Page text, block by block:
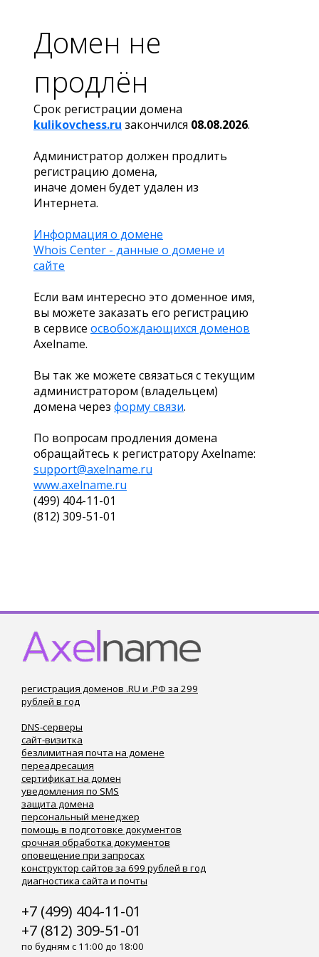
Домен не
продлён
Срок регистрации домена
kulikovchess.ru закончился 08.08.2026.
Администратор должен продлить
регистрацию домена,
иначе домен будет удален из
Интернета.
Информация о домене
Whois Center - данные о домене и
сайте
Если вам интересно это доменное имя,
вы можете заказать его регистрацию
в сервисе освобождающихся доменов
Axelname.
Вы так же можете связаться с текущим
администратором (владельцем)
домена через форму связи.
По вопросам продления домена
обращайтесь к регистратору Axelname:
support@axelname.ru
www.axelname.ru
(499) 404-11-01
(812) 309-51-01
регистрация доменов .RU и .РФ за 299
рублей в год
DNS-серверы
сайт-визитка
безлимитная почта на домене
переадресация
сертификат на домен
уведомления по SMS
защита домена
персональный менеджер
помощь в подготовке документов
срочная обработка документов
оповещение при запросах
конструктор сайтов за 699 рублей в год
диагностика сайта и почты
+7 (499) 404-11-01
+7 (812) 309-51-01
по будням с 11:00 до 18:00